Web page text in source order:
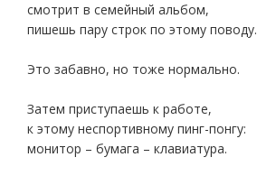
смотрит в семейный альбом,
пишешь пару строк по этому поводу.
Это забавно, но тоже нормально.
Затем приступаешь к работе,
к этому неспортивному пинг-понгу:
монитор – бумага – клавиатура.